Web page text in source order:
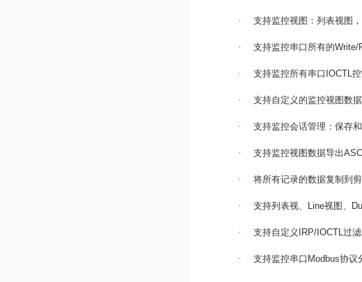
· 支持监控视图：列表视图，
· 支持监控串口所有的Write/
· 支持监控所有串口 IOCTL
· 支持自定义的监控视图数
· 支持监控会话管理：保存
· 支持监控视图数据导出
· 将所有记录的数据复制到
· 支持列表视、 Line视图、
· 支持自定义 IRP/IOCTL过滤
· 支持监控串口 Modbus协议